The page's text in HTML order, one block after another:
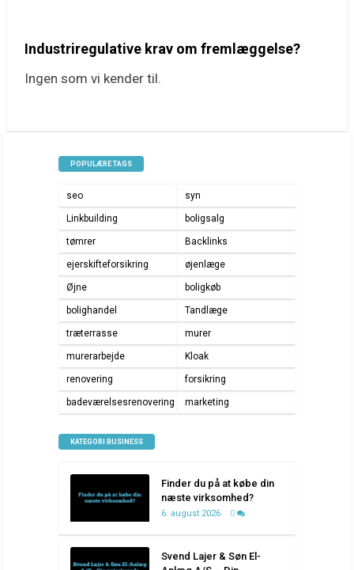
Industriregulative krav om fremlæggelse?
Ingen som vi kender til.
POPULÆRE TAGS
seo syn
Linkbuilding boligsalg
tømrer Backlinks
ejerskifteforsikring øjenlæge
Øjne boligkøb
bolighandel Tandlæge
træterrasse murer
murerarbejde Kloak
renovering forsikring
badeværelsesrenovering marketing
KATEGORI BUSINESS
Finder du på at købe din
næste virksomhed?
6. august 2026 0
Svend Lajer & Søn El-